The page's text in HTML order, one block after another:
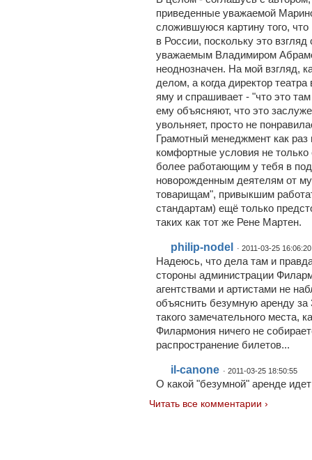
приведенные уважаемой
сложившуюся картину того,
в России, поскольку это
уважаемым Владимиром
неоднозначен. На мой взгляд,
делом, а когда директор
яму и спрашивает - "что это
ему объясняют, что это
увольняет, просто не
Грамотный менеджмент как раз
комфортные условия не
более работающим у тебя в
новорожденным деятелям от
товарищам", привыкшим
стандартам) ещё только
таких как тот же Рене Мартен.
philip-nodel · 2011-03-25 16:06:20
Надеюсь, что дела там и
стороны администрации
агентствами и артистами не
объяснить безумную аренду за
такого замечательного места,
Филармония ничего не
распространение билетов...
il-canone · 2011-03-25 18:50:55
О какой "безумной" аренде
Читать все комментарии ›